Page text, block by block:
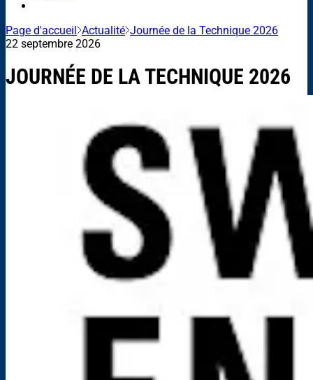
Page d'accueil Actualité Journée de la Technique 2026
22 septembre 2026
JOURNÉE DE LA TECHNIQUE 2026